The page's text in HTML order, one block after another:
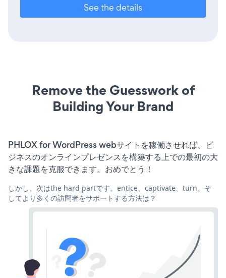
See the details
Remove the Guesswork of
Building Your Brand
PHLOX for WordPress webサイトを稼働させれば、ビ
ジネスのオンラインプレゼンスを構築する上での最初の大
きな課題を克服できます。おめでとう！
しかし、次はthe hard partです。entice、captivate、turn、そ
してより多くの訪問者をサポートする方法は？